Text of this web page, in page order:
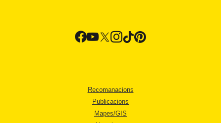
Recomanacions
Publicacions
Mapes/GIS